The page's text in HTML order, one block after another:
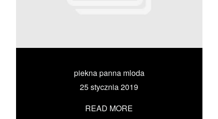
piekna panna mloda
25 stycznia 2019
READ MORE
UMÓW SIĘ ZE MNĄ →